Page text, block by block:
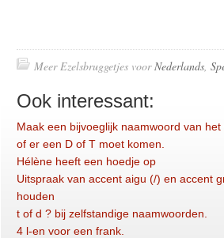
Meer Ezelsbruggetjes voorNederlands,
Ook interessant:
Maak een bijvoeglijk naamwoord van
of er een D of T moet komen.
Hélène heeft een hoedje op
Uitspraak van accent aigu (/) en accent
houden
t of d ? bij zelfstandige naamwoorden.
4 l-en voor een frank.